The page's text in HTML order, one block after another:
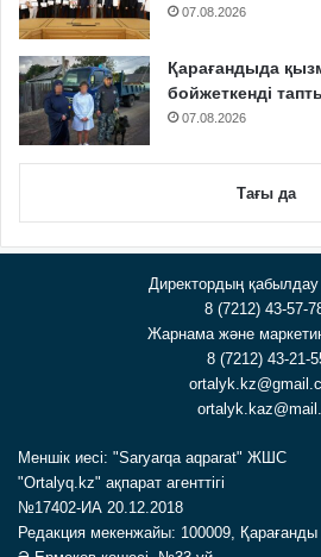
07.08.2026
Қарағандыда
бойжеткенді
07.08.2026
Тағы да
Директордың қабылдау
8 (7212) 43-57-
Жарнама және
8 (7212) 43-21-
Меншік иесі: "Saryarqa aqparat" ЖШС
"Ortalyq.kz" ақпарат агенттігі
№17402-ИА 20.12.2018
Редакция мекенжайы: 100009, Қарағанды